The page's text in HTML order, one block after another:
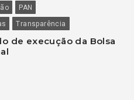
PAN
Transparência
de execução da Bolsa